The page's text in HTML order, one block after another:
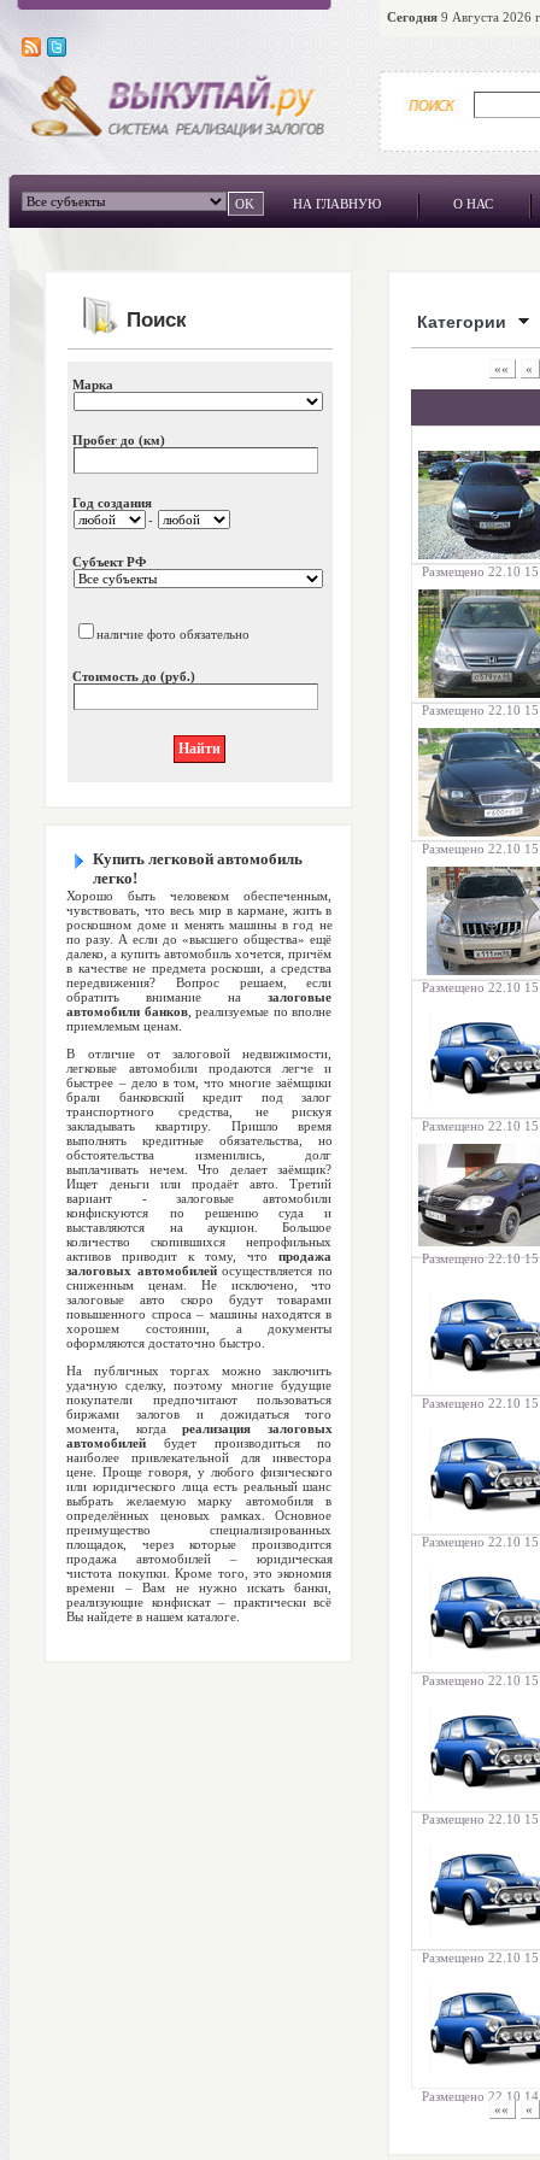
Сегодня 9 Августа 2026
НА ГЛАВНУЮ О НАС
Поиск
Марка
Пробег до (км)
Год создания
-
Субъект РФ
наличие фото обязательно
Стоимость до (руб.)
Купить легковой автомобиль
легко!
Хорошо быть человеком обеспеченным,
чувствовать, что весь мир в кармане, жить в
роскошном доме и менять машины в год не
по разу. А если до «высшего общества» ещё
далеко, а купить автомобиль хочется, причём
в качестве не предмета роскоши, а средства
передвижения? Вопрос решаем, если
обратить внимание назалоговые
автомобили банков , реализуемые по вполне
приемлемым ценам.
В отличие от залоговой недвижимости,
легковые автомобили продаются легче и
быстрее – дело в том, что многие заёмщики
брали банковский кредит под залог
транспортного средства, не рискуя
закладывать квартиру. Пришло время
выполнять кредитные обязательства, но
обстоятельства изменились, долг
выплачивать нечем. Что делает заёмщик?
Ищет деньги или продаёт авто. Третий
вариант - залоговые автомобили
конфискуются по решению суда и
выставляются на аукцион. Большое
количество скопившихся непрофильных
активов приводит к тому, чтопродажа
залоговых автомобилейосуществляется по
сниженным ценам. Не исключено, что
залоговые авто скоро будут товарами
повышенного спроса – машины находятся в
хорошем состоянии, а документы
оформляются достаточно быстро.
На публичных торгах можно заключить
удачную сделку, поэтому многие будущие
покупатели предпочитают пользоваться
биржами залогов и дожидаться того
момента, когдареализация залоговых
автомобилей будет производиться по
наиболее привлекательной для инвестора
цене. Проще говоря, у любого физического
или юридического лица есть реальный шанс
выбрать желаемую марку автомобиля в
определённых ценовых рамках. Основное
преимущество специализированных
площадок, через которые производится
продажа автомобилей – юридическая
чистота покупки. Кроме того, это экономия
времени – Вам не нужно искать банки,
реализующие конфискат – практически всё
Вы найдете в нашем каталоге.
Категории
«« «
Размещено 22.10
Размещено 22.10
Размещено 22.10
Размещено 22.10
Размещено 22.10
Размещено 22.10
Размещено 22.10
Размещено 22.10
Размещено 22.10
Размещено 22.10
Размещено 22.10
Размещено 22.10
««
«